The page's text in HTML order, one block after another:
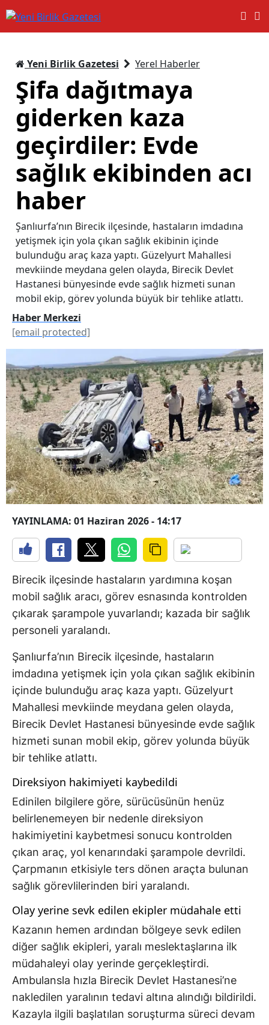
Yeni Birlik Gazetesi Yerel Haberler
Şifa dağıtmaya
giderken kaza
geçirdiler: Evde
sağlık ekibinden acı
haber
Şanlıurfa’nın Birecik ilçesinde, hastaların imdadına
yetişmek için yola çıkan sağlık ekibinin içinde
bulunduğu araç kaza yaptı. Güzelyurt Mahallesi
mevkiinde meydana gelen olayda, Birecik Devlet
Hastanesi bünyesinde evde sağlık hizmeti sunan
mobil ekip, görev yolunda büyük bir tehlike atlattı.
Haber Merkezi
[email protected]
YAYINLAMA: 01 Haziran 2026 - 14:17
Birecik ilçesinde hastaların yardımına koşan
mobil sağlık aracı, görev esnasında kontrolden
çıkarak şarampole yuvarlandı; kazada bir sağlık
personeli yaralandı.
Şanlıurfa’nın Birecik ilçesinde, hastaların
imdadına yetişmek için yola çıkan sağlık ekibinin
içinde bulunduğu araç kaza yaptı. Güzelyurt
Mahallesi mevkiinde meydana gelen olayda,
Birecik Devlet Hastanesi bünyesinde evde sağlık
hizmeti sunan mobil ekip, görev yolunda büyük
bir tehlike atlattı.
Direksiyon hakimiyeti kaybedildi
Edinilen bilgilere göre, sürücüsünün henüz
belirlenemeyen bir nedenle direksiyon
hakimiyetini kaybetmesi sonucu kontrolden
çıkan araç, yol kenarındaki şarampole devrildi.
Çarpmanın etkisiyle ters dönen araçta bulunan
sağlık görevlilerinden biri yaralandı.
Olay yerine sevk edilen ekipler müdahale etti
Kazanın hemen ardından bölgeye sevk edilen
diğer sağlık ekipleri, yaralı meslektaşlarına ilk
müdahaleyi olay yerinde gerçekleştirdi.
Ambulansla hızla Birecik Devlet Hastanesi’ne
nakledilen yaralının tedavi altına alındığı bildirildi.
Kazayla ilgili başlatılan soruşturma süreci devam